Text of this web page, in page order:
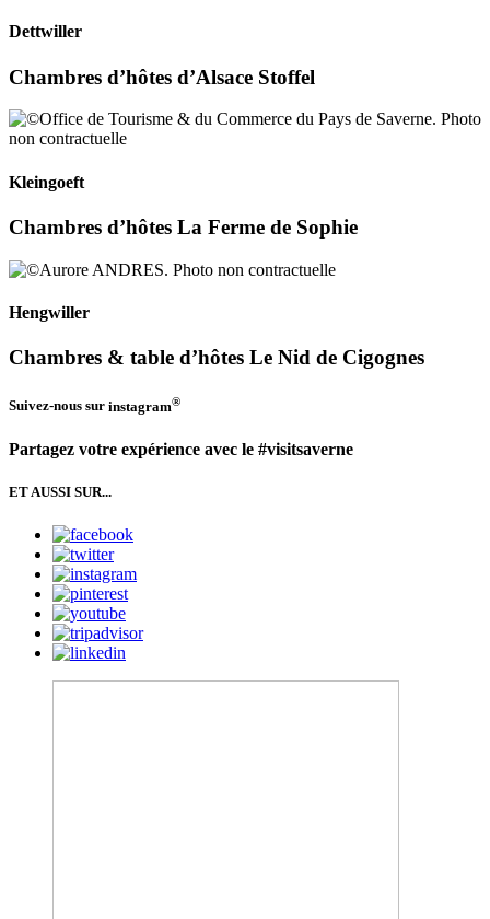
Dettwiller
Chambres d’hôtes d’Alsace Stoffel
Kleingoeft
Chambres d’hôtes La Ferme de Sophie
Hengwiller
Chambres & table d’hôtes Le Nid de Cigognes
Suivez-nous sur instagram®
Partagez votre expérience avec le #visitsaverne
ET AUSSI SUR...